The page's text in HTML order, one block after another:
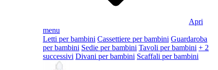
Apri
menu
Letti per bambini Cassettiere per bambini Guardaroba
per bambini Sedie per bambini Tavoli per bambini + 2
successivi Divani per bambini Scaffali per bambini